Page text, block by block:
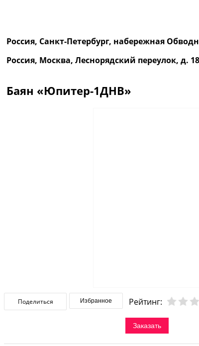
Россия, Санкт-Петербург, набережная
Россия, Москва, Леснорядский переулок,
Баян «Юпитер-1ДНВ»
Поделиться Избранное Рейтинг:
Заказать